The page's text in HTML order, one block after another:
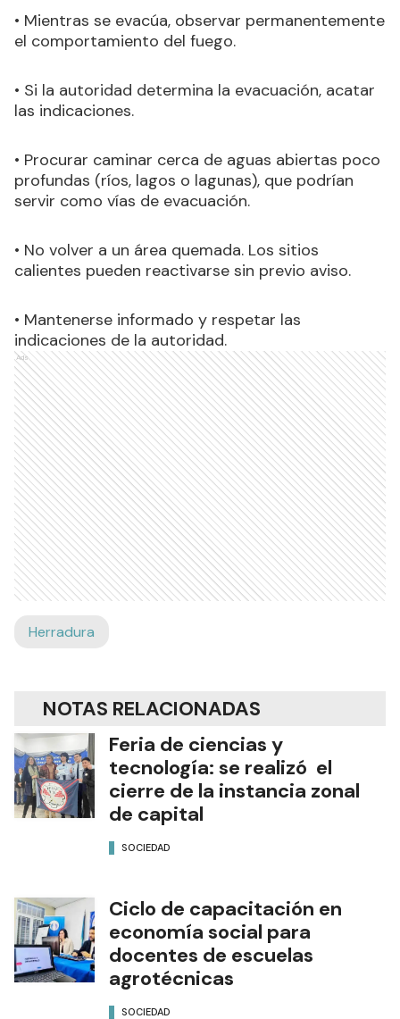
• Mientras se evacúa, observar permanentemente
el comportamiento del fuego.
• Si la autoridad determina la evacuación, acatar
las indicaciones.
• Procurar caminar cerca de aguas abiertas poco
profundas (ríos, lagos o lagunas), que podrían
servir como vías de evacuación.
• No volver a un área quemada. Los sitios
calientes pueden reactivarse sin previo aviso.
• Mantenerse informado y respetar las
indicaciones de la autoridad.
Ads
Herradura
NOTAS RELACIONADAS
Feria de ciencias y
tecnología: se realizó el
cierre de la instancia zonal
de capital
SOCIEDAD
Ciclo de capacitación en
economía social para
docentes de escuelas
agrotécnicas
SOCIEDAD